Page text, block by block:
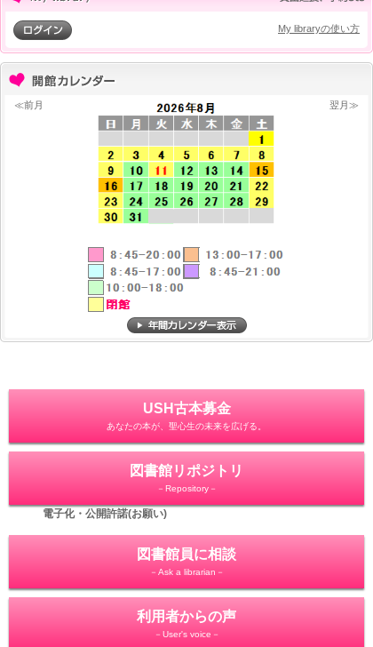
My libraryの使い方
≪前月 翌月≫
USH古本募金
あなたの本が、聖心生の未来を広げる。
図書館リポジトリ
－Repository－
電子化・公開許諾(お願い)
図書館員に相談
－Ask a librarian－
利用者からの声
－User's voice－